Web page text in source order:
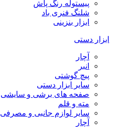
پیستوله رنگ پاش
شلنگ فنری باد
ابزار بنزینی
ابزار دستی
آچار
انبر
پیچ گوشتی
سایر ابزار دستی
صفحه های برشی و سایشی
مته و قلم
سایر لوازم جانبی و مصرفی
آچار